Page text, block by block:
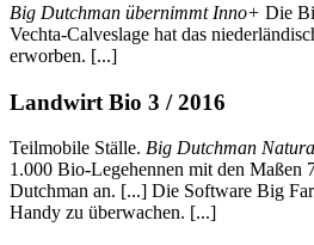
Big Dutchman übernimmt Inno+ Die
Vechta-Calveslage hat das
erworben. [...]
Landwirt Bio 3 / 2016
Teilmobile Ställe. Big Dutchman
1.000 Bio-Legehennen mit den Maßen
Dutchman an. [...] Die Software Big
Handy zu überwachen. [...]